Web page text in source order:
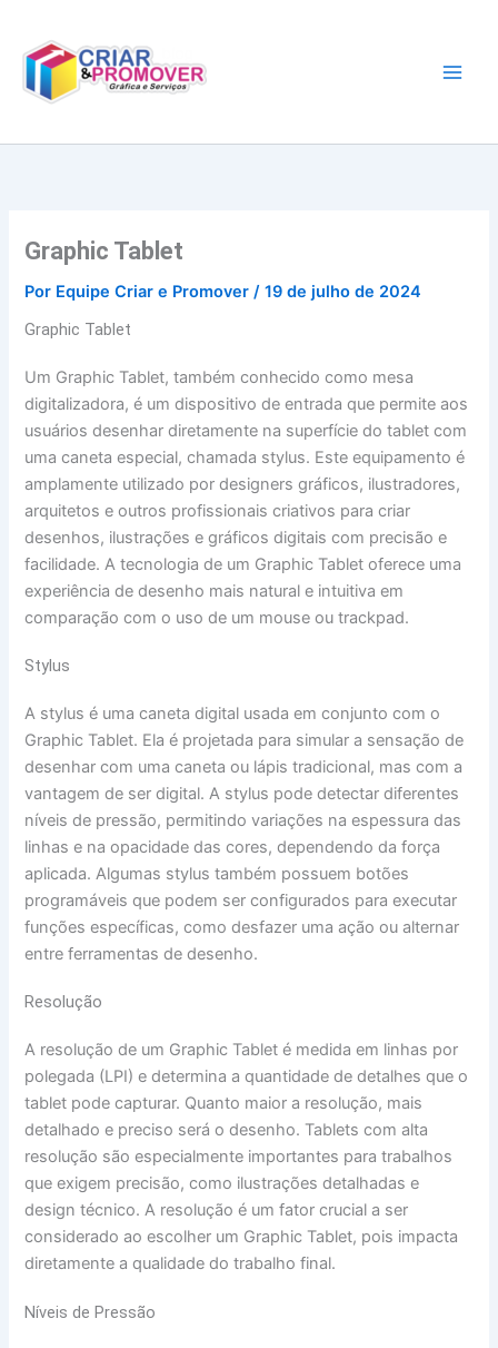
conteúdo
Graphic Tablet
Por Equipe Criar e Promover/19 de julho de 2024
Graphic Tablet
Um Graphic Tablet, também conhecido como mesa
digitalizadora, é um dispositivo de entrada que permite aos
usuários desenhar diretamente na superfície do tablet com
uma caneta especial, chamada stylus. Este equipamento é
amplamente utilizado por designers gráficos, ilustradores,
arquitetos e outros profissionais criativos para criar
desenhos, ilustrações e gráficos digitais com precisão e
facilidade. A tecnologia de um Graphic Tablet oferece uma
experiência de desenho mais natural e intuitiva em
comparação com o uso de um mouse ou trackpad.
Stylus
A stylus é uma caneta digital usada em conjunto com o
Graphic Tablet. Ela é projetada para simular a sensação de
desenhar com uma caneta ou lápis tradicional, mas com a
vantagem de ser digital. A stylus pode detectar diferentes
níveis de pressão, permitindo variações na espessura das
linhas e na opacidade das cores, dependendo da força
aplicada. Algumas stylus também possuem botões
programáveis que podem ser configurados para executar
funções específicas, como desfazer uma ação ou alternar
entre ferramentas de desenho.
Resolução
A resolução de um Graphic Tablet é medida em linhas por
polegada (LPI) e determina a quantidade de detalhes que o
tablet pode capturar. Quanto maior a resolução, mais
detalhado e preciso será o desenho. Tablets com alta
resolução são especialmente importantes para trabalhos
que exigem precisão, como ilustrações detalhadas e
design técnico. A resolução é um fator crucial a ser
considerado ao escolher um Graphic Tablet, pois impacta
diretamente a qualidade do trabalho final.
Níveis de Pressão